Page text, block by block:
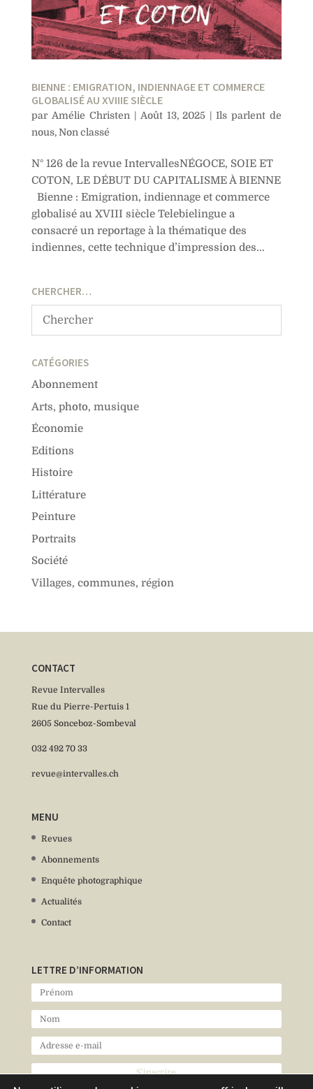
BIENNE : EMIGRATION, INDIENNAGE ET COMMERCE
GLOBALISÉ AU XVIIIE SIÈCLE
par Amélie Christen| Août 13, 2025 |Ils parlent de
nous,Non classé
N° 126 de la revue IntervallesNÉGOCE, SOIE ET
COTON, LE DÉBUT DU CAPITALISME À BIENNE
Bienne : Emigration, indiennage et commerce
globalisé au XVIII siècle Telebielingue a
consacré un reportage à la thématique des
indiennes, cette technique d’impression des...
CHERCHER…
CATÉGORIES
Abonnement
Arts, photo, musique
Économie
Editions
Histoire
Littérature
Peinture
Portraits
Société
Villages, communes, région
CONTACT
Revue Intervalles
Rue du Pierre-Pertuis 1
2605 Sonceboz-Sombeval
032 492 70 33
revue@intervalles.ch
MENU
Revues
Abonnements
Enquête photographique
Actualités
Contact
LETTRE D’INFORMATION